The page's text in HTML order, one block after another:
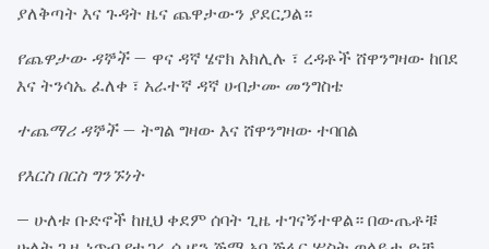
ያለቅጣት እና ጉዳት ዜና ጨዋታውን ያደርጋል።
የጨዋታው ዳኞች – ዋና ዳኛ ሄኖክ አክሊሉ ፣ ረዳቶች ሸዋንግዛው ከበደ
እና ትንሳኤ ፈለቀ ፣ አራተኛ ዳኛ ሀብታሙ መንግስቴ
ተጨማሪ ዳኞች – ትግል ግዛው እና ሸዋንግዛው ተባበል
የእርስ በርስ ግንኙነት
– ሁለቱ ቡድኖች ከዚህ ቀደም ሰባት ጊዜ ተገናኝተዋል። በውጤቶቹ